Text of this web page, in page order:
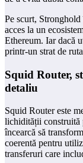
Pe scurt, Stronghold
acces la un
Ethereum. Iar dacă
printr-un strat de
Squid Router,
detaliu
Squid Router este
lichidității construită
încearcă să
coerentă pentru
transferuri care